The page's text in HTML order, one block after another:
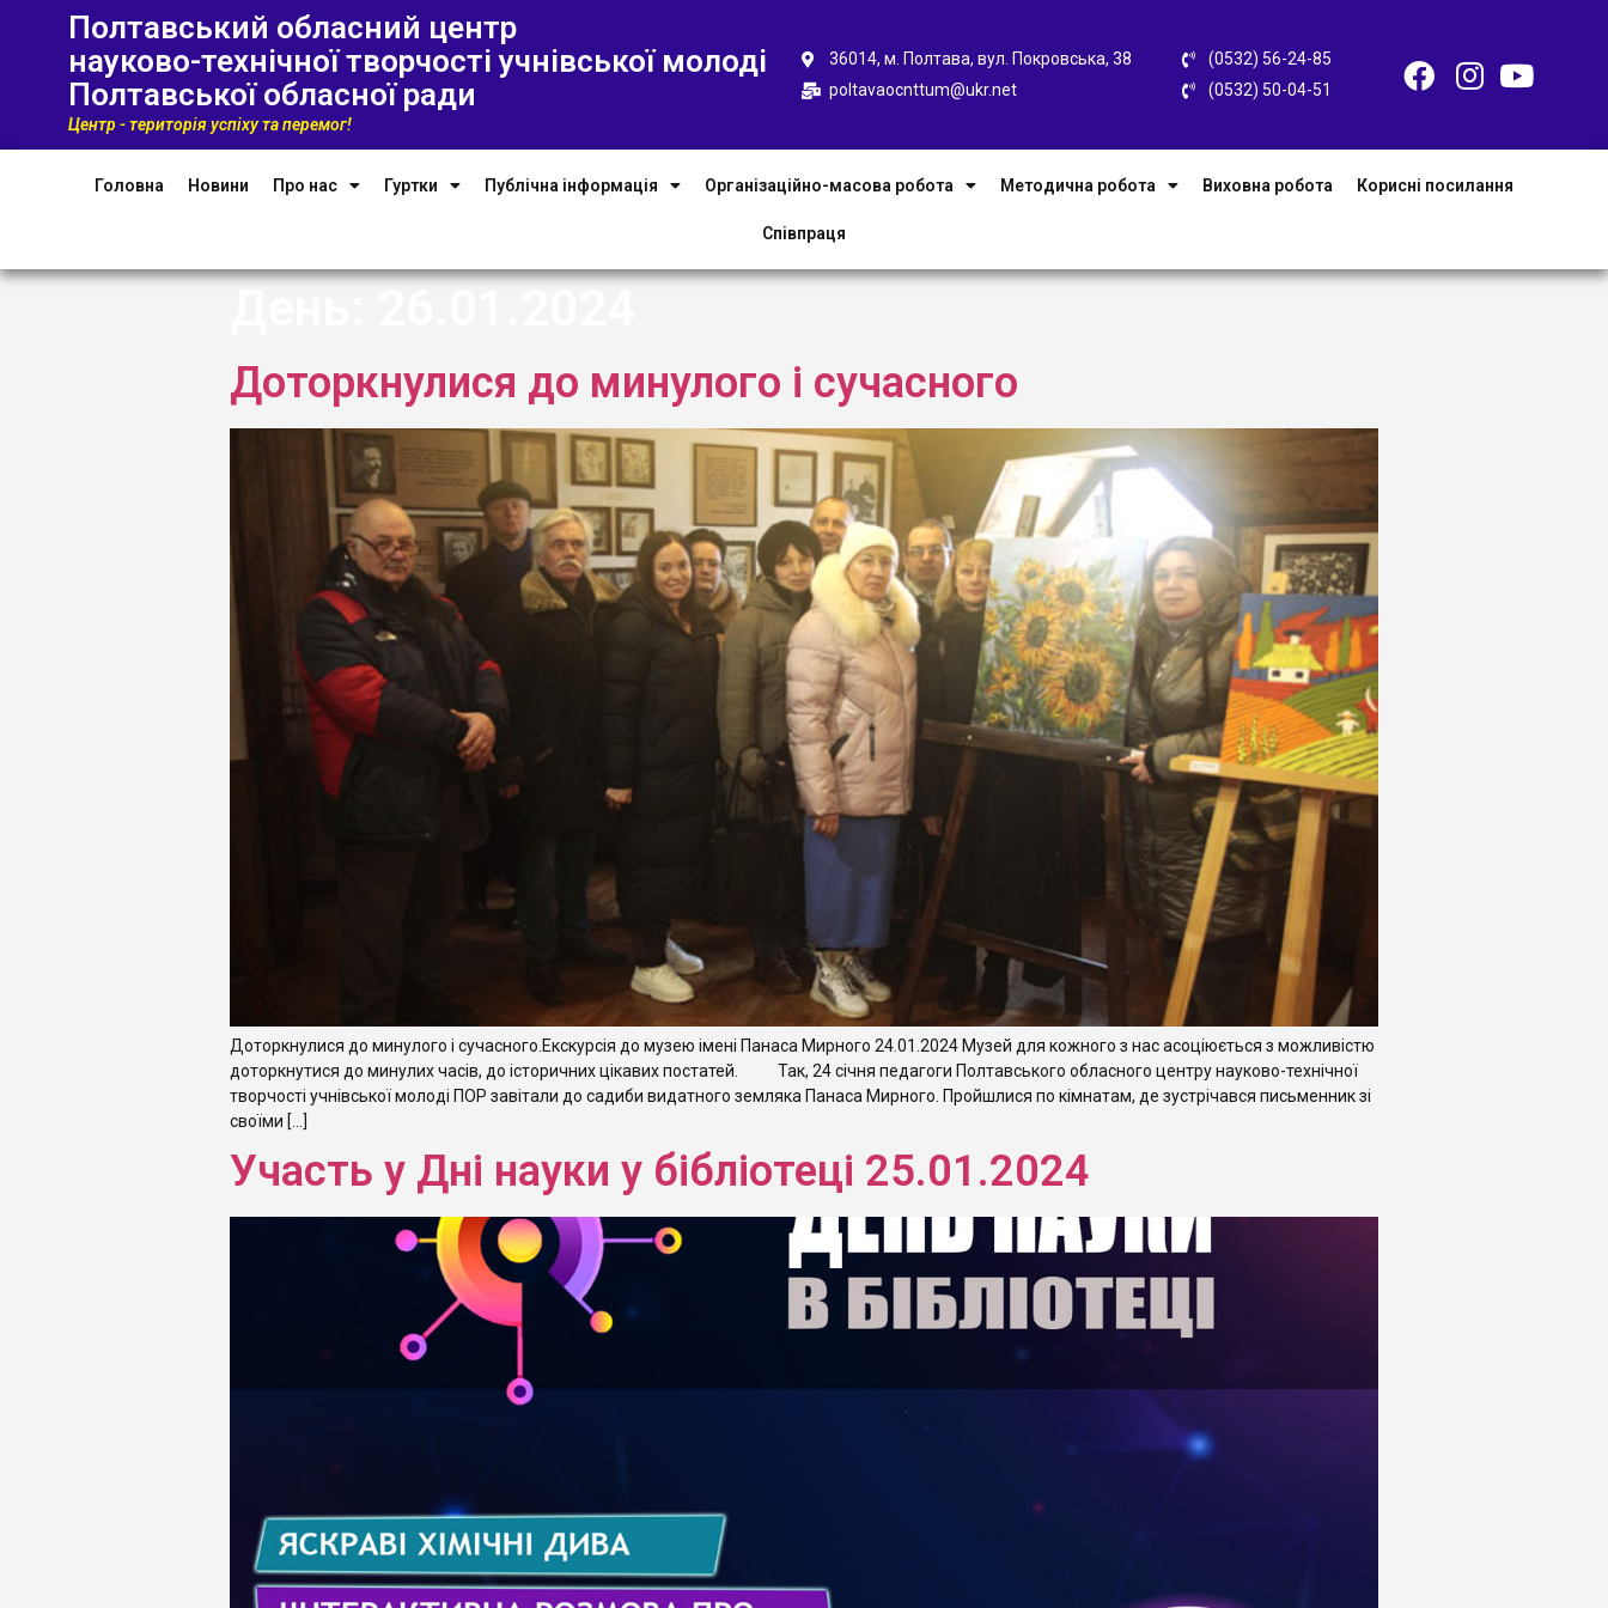
Полтавський обласний центр
науково-технічної творчості учнівської молоді
Полтавської обласної ради
Центр - територія успіху та перемог!
36014, м. Полтава, вул. Покровська, 38
poltavaocnttum@ukr.net
(0532) 56-24-85
(0532) 50-04-51
Головна Новини Про нас Гуртки Публічна інформація Організаційно-масова робота Методична робота Виховна робота Корисні посилання
Співпраця
Доторкнулися до минулого і сучасного
Доторкнулися до минулого і сучасного.Екскурсія до музею імені Панаса Мирного 24.01.2024 Музей для кожного з нас асоціюється з можливістю
доторкнутися до минулих часів, до історичних цікавих постатей. Так, 24 січня педагоги Полтавського обласного центру науково-технічної
творчості учнівської молоді ПОР завітали до садиби видатного земляка Панаса Мирного. Пройшлися по кімнатам, де зустрічався письменник зі
своїми […]
Участь у Дні науки у бібліотеці 25.01.2024